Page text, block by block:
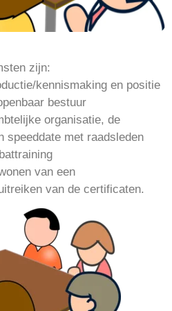
zijn:
kennismaking en positie
bestuur
organisatie, de
speeddate met raadsleden
van een
van de certificaten.